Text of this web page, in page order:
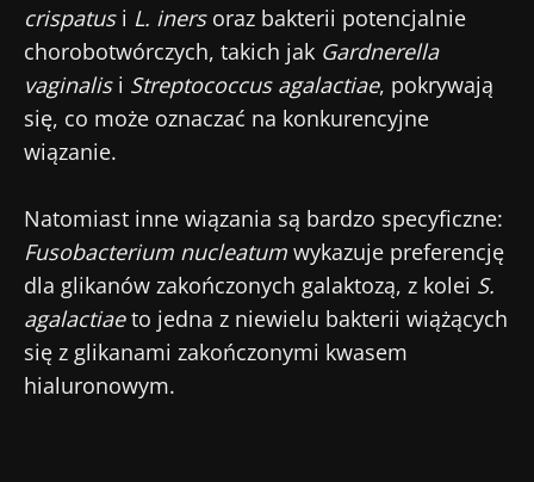
crispatusi L. inersoraz bakterii potencjalnie
chorobotwórczych, takich jak Gardnerella
vaginalisi Streptococcus agalactiae, pokrywają
się, co może oznaczać na konkurencyjne
wiązanie.
Natomiast inne wiązania są bardzo specyficzne:
Fusobacterium nucleatum wykazuje preferencję
dla glikanów zakończonych galaktozą, z kolei S.
agalactiaeto jedna z niewielu bakterii wiążących
się z glikanami zakończonymi kwasem
hialuronowym.